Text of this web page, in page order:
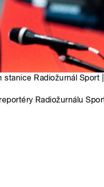
stanice Radiožurnál Sport
Radiožurnálu